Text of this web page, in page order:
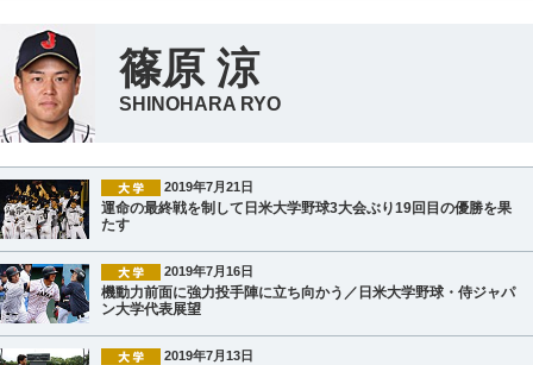
篠原 涼
SHINOHARA RYO
2019年7月21日
運命の最終戦を制して日米大学野球3大会ぶり19回目の優勝を果
たす
2019年7月16日
機動力前面に強力投手陣に立ち向かう／日米大学野球・侍ジャパ
ン大学代表展望
2019年7月13日